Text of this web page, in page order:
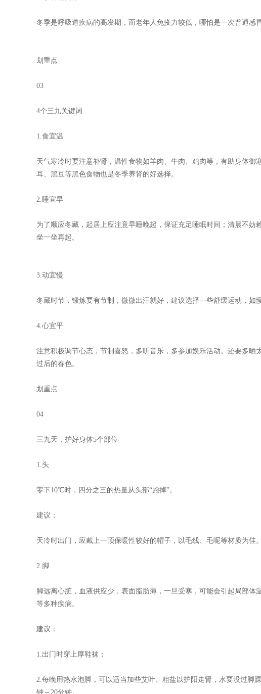
冬季是呼吸道疾病的高发期，而老年人免疫力较低，哪怕是一次普通感
划重点
03
4个三九关键词
1.食宜温
天气寒冷时要注意补肾，温性食物如羊肉、牛肉、鸡肉等，有助身体御
耳、黑豆等黑色食物也是冬季养肾的好选择。
2.睡宜早
为了顺应冬藏，起居上应注意早睡晚起，保证充足睡眠时间；清晨不妨
坐一坐再起。
3.动宜慢
冬藏时节，锻炼要有节制，微微出汗就好，建议选择一些舒缓运动，如
4.心宜平
注意积极调节心态，节制喜怒，多听音乐，多参加娱乐活动。还要多晒
过后的春色。
划重点
04
三九天，护好身体5个部位
1.头
零下10℃时，四分之三的热量从头部“跑掉”。
建议：
天冷时出门，应戴上一顶保暖性较好的帽子，以毛线、毛呢等材质为佳。
2.脚
脚远离心脏，血液供应少，表面脂肪薄，一旦受寒，可能会引起局部体
等多种疾病。
建议：
1.出门时穿上厚鞋袜；
2.每晚用热水泡脚，可以适当加些艾叶、粗盐以护阳走肾，水要没过脚
钟～20分钟。